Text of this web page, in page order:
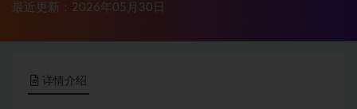
最近更新：2026年05月30日
详情介绍